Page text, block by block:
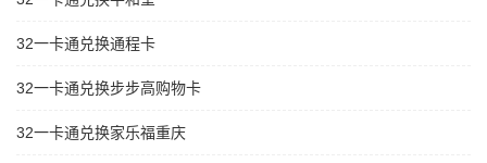
32一卡通兑换通程卡
32一卡通兑换步步高购物卡
32一卡通兑换家乐福重庆